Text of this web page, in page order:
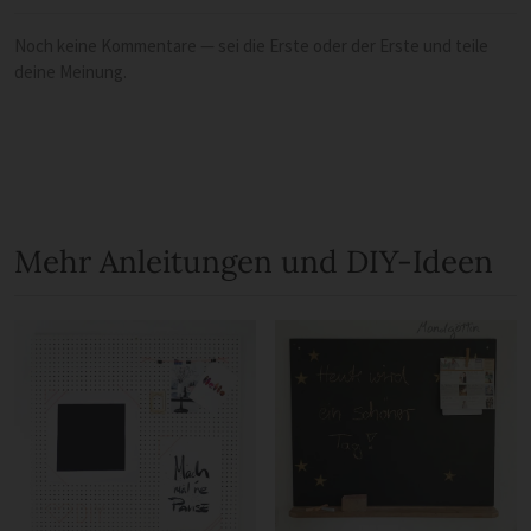
Mehr Anleitungen und DIY-Ideen